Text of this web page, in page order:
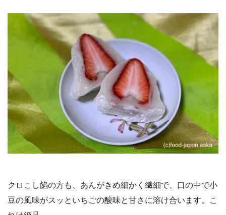
クロこし餡の方も、あんがきめ細かく繊細で、口の中で小
豆の風味がスッといちごの酸味と甘さに溶け合います。こ